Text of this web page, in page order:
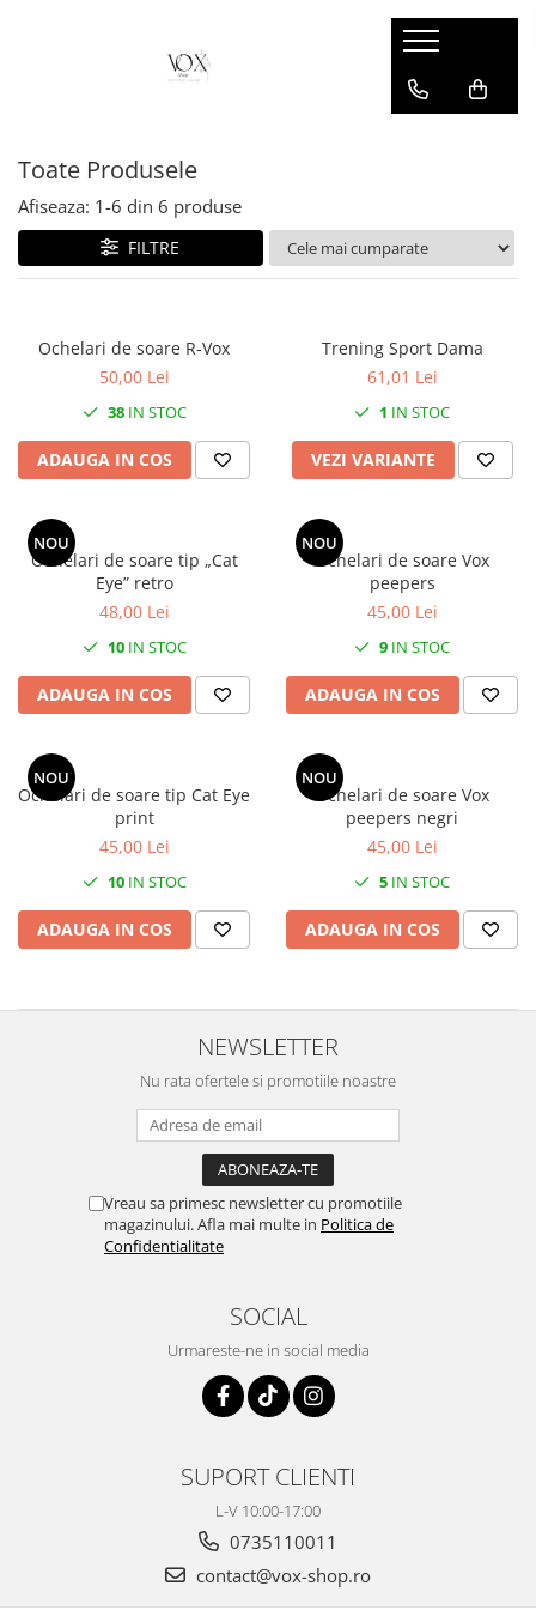
Toate Produsele
Afiseaza: 1-6 din 6 produse
FILTRE
Ochelari de soare R-Vox
50,00 Lei
38IN STOC
ADAUGA IN COS
Trening Sport Dama
61,01 Lei
1 IN STOC
VEZI VARIANTE
NOU
Ochelari de soare tip „Cat
Eye” retro
48,00 Lei
10IN STOC
ADAUGA IN COS
NOU
Ochelari de soare Vox
peepers
45,00 Lei
9 IN STOC
ADAUGA IN COS
NOU
Ochelari de soare tip Cat Eye
print
45,00 Lei
10IN STOC
ADAUGA IN COS
NOU
Ochelari de soare Vox
peepers negri
45,00 Lei
5 IN STOC
ADAUGA IN COS
NEWSLETTER
Nu rata ofertele si promotiile noastre
Vreau sa primesc newsletter cu promotiile
magazinului. Afla mai multe in Politica de
Confidentialitate
SOCIAL
Urmareste-ne in social media
SUPORT CLIENTI
L-V 10:00-17:00
0735110011
contact@vox-shop.ro